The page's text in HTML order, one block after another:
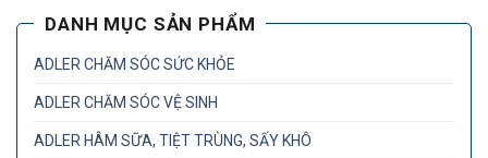
DANH MỤC SẢN PHẨM
ADLER CHĂM SÓC SỨC KHỎE
ADLER CHĂM SÓC VỆ SINH
ADLER HÂM SỮA, TIỆT TRÙNG, SẤY KHÔ